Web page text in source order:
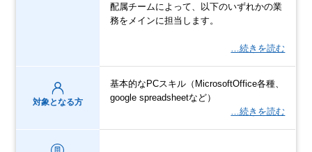
配属チームによって、以下のいずれかの業
務をメインに担当します。
…続きを読む
対象となる方
基本的なPCスキル（MicrosoftOffice各種、
google spreadsheetなど）
…続きを読む